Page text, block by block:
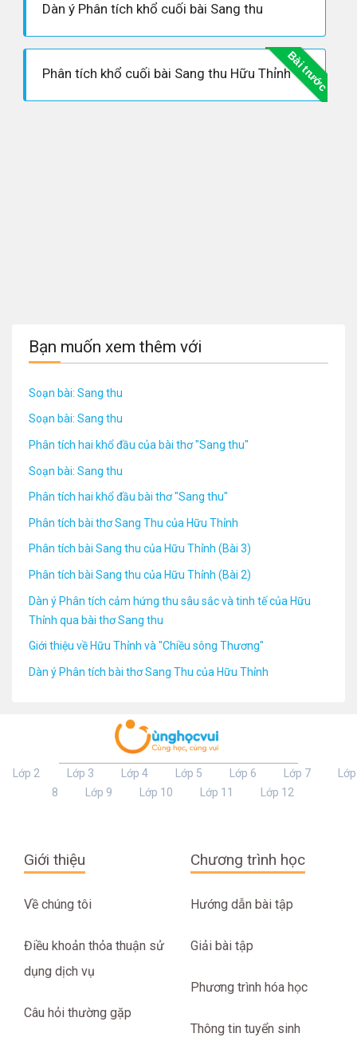
Dàn ý Phân tích khổ cuối bài Sang thu
Bài trước
Phân tích khổ cuối bài Sang thu Hữu Thỉnh
Bạn muốn xem thêm với
Soạn bài: Sang thu
Soạn bài: Sang thu
Phân tích hai khổ đầu của bài thơ "Sang thu"
Soạn bài: Sang thu
Phân tích hai khổ đầu bài thơ "Sang thu"
Phân tích bài thơ Sang Thu của Hữu Thỉnh
Phân tích bài Sang thu của Hữu Thỉnh (Bài 3)
Phân tích bài Sang thu của Hữu Thỉnh (Bài 2)
Dàn ý Phân tích cảm hứng thu sâu sắc và tinh tế của Hữu
Thỉnh qua bài thơ Sang thu
Giới thiệu về Hữu Thỉnh và "Chiều sông Thương"
Dàn ý Phân tích bài thơ Sang Thu của Hữu Thỉnh
Lớp 2 Lớp 3 Lớp 4 Lớp 5 Lớp 6 Lớp 7
Lớp
8
Lớp 9 Lớp 10 Lớp 11 Lớp 12
Giới thiệu
Về chúng tôi
Điều khoản thỏa thuận sử
dụng dịch vụ
Câu hỏi thường gặp
Chương trình học
Hướng dẫn bài tập
Giải bài tập
Phương trình hóa học
Thông tin tuyển sinh